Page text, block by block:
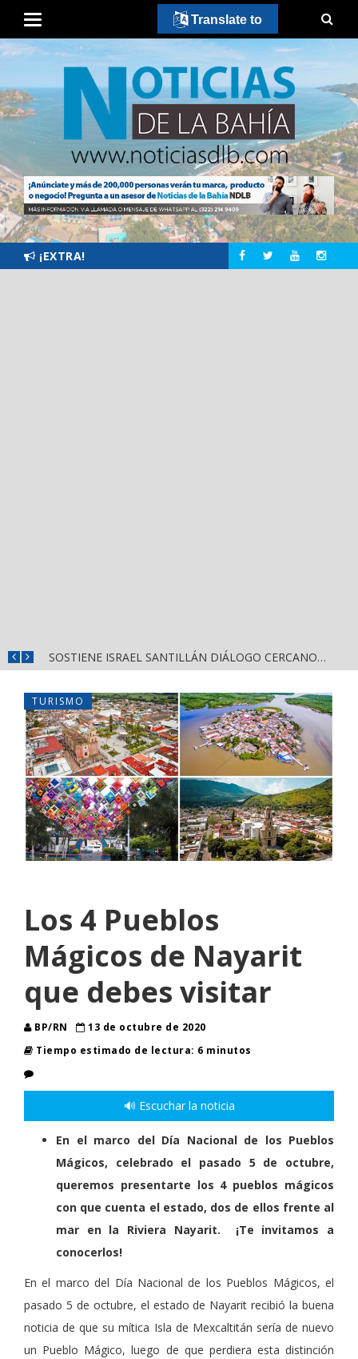
¡EXTRA!
SOSTIENE ISRAEL SANTILLÁN DIÁLOGO CERCANO CON HABITANTES DE LA CALLE 2 DE OCTUBRE
TURISMO
Los 4 Pueblos
Mágicos de Nayarit
que debes visitar
BP/RN
13 de octubre de 2020
Tiempo estimado de lectura: 6 minutos
🔊 Escuchar la noticia
En el marco del Día Nacional de los Pueblos
Mágicos, celebrado el pasado 5 de octubre,
queremos presentarte los 4 pueblos mágicos
con que cuenta el estado, dos de ellos frente al
mar en la Riviera Nayarit. ¡Te invitamos a
conocerlos!
En el marco del Día Nacional de los Pueblos Mágicos, el
pasado 5 de octubre, el estado de Nayarit recibió la buena
noticia de que su mítica Isla de Mexcaltitán sería de nuevo
un Pueblo Mágico, luego de que perdiera esta distinción
Translate to